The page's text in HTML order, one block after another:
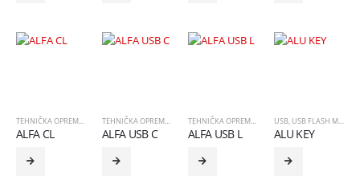
TEHNIČKA OPREMA, TEHNOLOGIJA
ALFA CL
TEHNIČKA OPREMA, TEHNOLOGIJA
ALFA USB C
TEHNIČKA OPREMA, TEHNOLOGIJA
ALFA USB L
USB, USB FLASH MEMORIJA
ALU KEY